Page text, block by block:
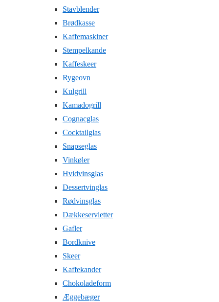
Stavblender
Brødkasse
Kaffemaskiner
Stempelkande
Kaffeskeer
Rygeovn
Kulgrill
Kamadogrill
Cognacglas
Cocktailglas
Snapseglas
Vinkøler
Hvidvinsglas
Dessertvinglas
Rødvinsglas
Dækkeservietter
Gafler
Bordknive
Skeer
Kaffekander
Chokoladeform
Æggebæger